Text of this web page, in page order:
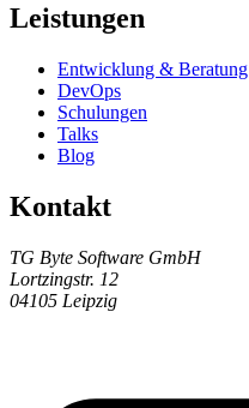
Leistungen
Entwicklung & Beratung
DevOps
Schulungen
Talks
Blog
Kontakt
TG Byte Software GmbH
Lortzingstr. 12
04105 Leipzig